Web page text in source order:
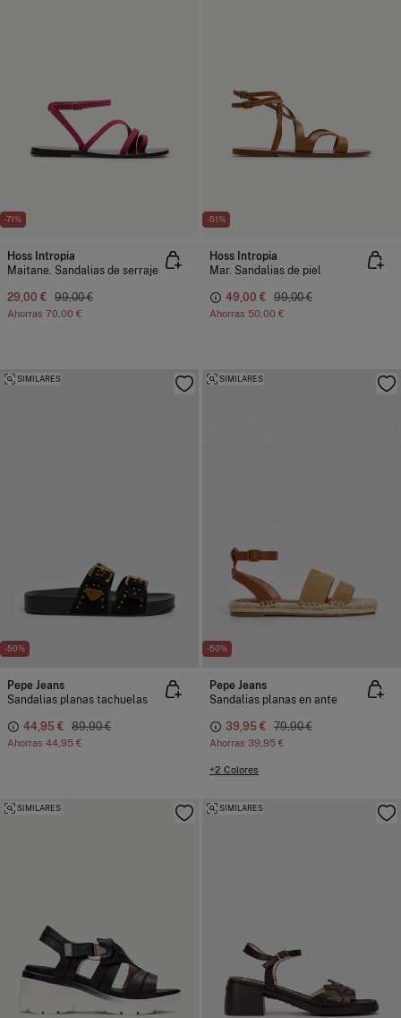
-71%
Hoss Intropia
Maitane. Sandalias de serraje
29,00 € 99,00 €
Ahorras 70,00 €
-51%
Hoss Intropia
Mar. Sandalias de piel
49,00 € 99,00 €
Ahorras 50,00 €
-50%
SIMILARES
Pepe Jeans
Sandalias planas tachuelas
44,95 € 89,90 €
Ahorras 44,95 €
-50%
SIMILARES
Pepe Jeans
Sandalias planas en ante
39,95 € 79,90 €
Ahorras 39,95 €
+2 Colores
SIMILARES SIMILARES